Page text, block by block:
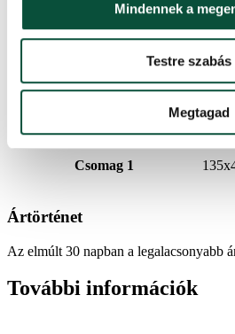
Mindennek a
Testre szabás
Megtagad
2 nap
20
22
Csomag 1
Ártörténet
Az elmúlt 30 napban a legalacsonyabb
További információk